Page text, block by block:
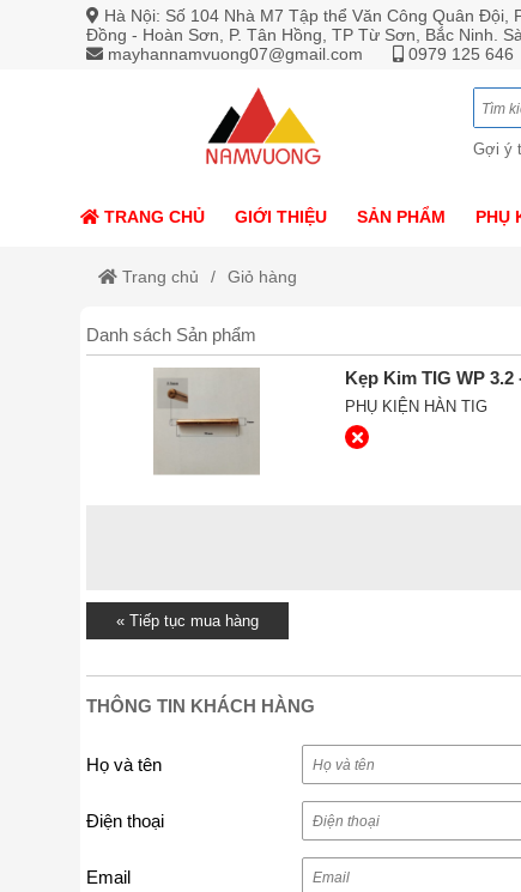
Hà Nội: Số 104 Nhà M7 Tập thể Văn Công Quân
Đồng - Hoàn Sơn, P. Tân Hồng, TP Từ Sơn, Bắc Ninh.
mayhannamvuong07@gmail.com
0979 125 646
Gợi ý
TRANG CHỦ GIỚI THIỆU SẢN PHẨM PHỤ
Trang chủ Giỏ hàng
Danh sách Sản phẩm
Kẹp Kim TIG WP 3.2
PHỤ KIỆN HÀN TIG
« Tiếp tục mua hàng
THÔNG TIN KHÁCH HÀNG
Họ và tên
Điện thoại
Email